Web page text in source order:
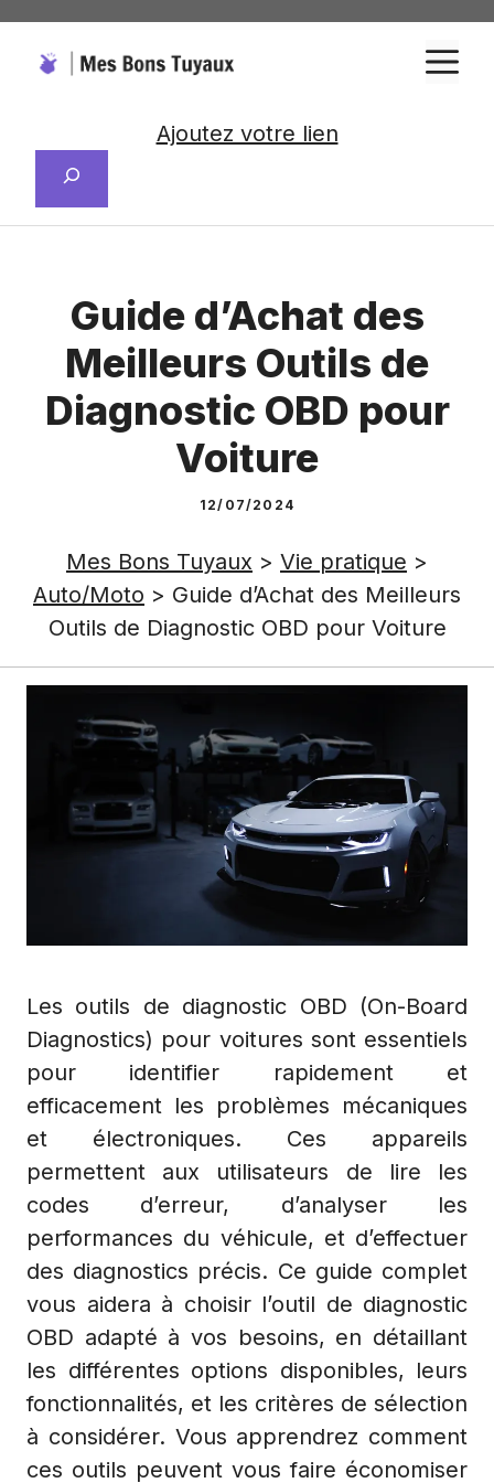
Aller
contenu
Ajoutez votre lien
Guide d’Achat des
Meilleurs Outils de
Diagnostic OBD pour
Voiture
12/07/2024
Mes Bons Tuyaux > Vie pratique >
Auto/Moto > Guide d’Achat des Meilleurs
Outils de Diagnostic OBD pour Voiture
Les outils de diagnostic OBD (On-Board
Diagnostics) pour voitures sont essentiels
pour identifier rapidement et
efficacement les problèmes mécaniques
et électroniques. Ces appareils
permettent aux utilisateurs de lire les
codes d’erreur, d’analyser les
performances du véhicule, et d’effectuer
des diagnostics précis. Ce guide complet
vous aidera à choisir l’outil de diagnostic
OBD adapté à vos besoins, en détaillant
les différentes options disponibles, leurs
fonctionnalités, et les critères de sélection
à considérer. Vous apprendrez comment
ces outils peuvent vous faire économiser